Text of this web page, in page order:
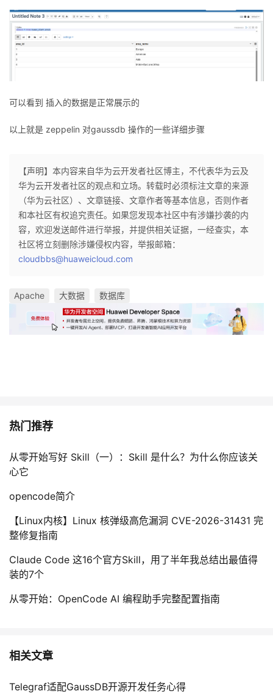
可以看到 插入的数据是正常展示的
以上就是 zeppelin 对gaussdb 操作的一些详细步骤
【声明】本内容来自华为云开发者社区博主，不代表华为云及
华为云开发者社区的观点和立场。转载时必须标注文章的来源
（华为云社区）、文章链接、文章作者等基本信息，否则作者
和本社区有权追究责任。如果您发现本社区中有涉嫌抄袭的内
容，欢迎发送邮件进行举报，并提供相关证据，一经查实，本
社区将立刻删除涉嫌侵权内容，举报邮箱：
cloudbbs@huaweicloud.com
Apache 大数据 数据库
热门推荐
从零开始写好 Skill（一）：Skill 是什么？为什么你应该关
心它
opencode简介
【Linux内核】Linux 核弹级高危漏洞 CVE-2026-31431 完
整修复指南
Claude Code 这16个官方Skill，用了半年我总结出最值得
装的7个
从零开始：OpenCode AI 编程助手完整配置指南
相关文章
Telegraf适配GaussDB开源开发任务心得